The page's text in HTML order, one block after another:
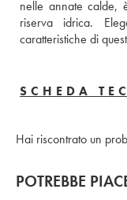
nelle annate calde,
riserva idrica.
caratteristiche di
SCHEDA
Hai riscontrato un
POTREBBE